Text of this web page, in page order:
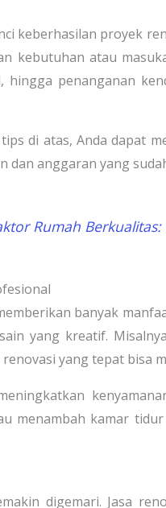
keberhasilan proyek
kebutuhan atau
hingga penanganan
di atas, Anda dapat
dan anggaran yang
Rumah
banyak
yang kreatif.
yang tepat bisa
menambah kamar
digemari. Jasa